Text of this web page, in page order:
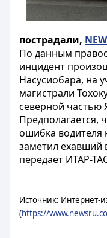
пострадали,
По данным
инцидент
Насусиобара, на
магистрали
северной частью
Предполагается,
ошибка водителя
заметил ехавший
передает ИТАР-
Источник: Интернет-
(https://